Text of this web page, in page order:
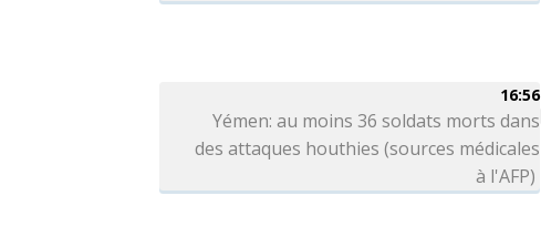
16:56
Yémen: au moins 36 soldats morts dans
des attaques houthies (sources médicales
à l'AFP)